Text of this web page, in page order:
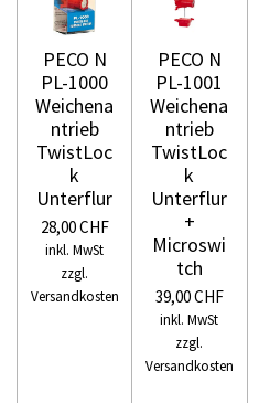
PECO N
PL-1000
Weichena
ntrieb
TwistLoc
k
Unterflur
28,00 CHF
inkl. MwSt
zzgl.
Versandkosten
PECO N
PL-1001
Weichena
ntrieb
TwistLoc
k
Unterflur
+
Microswi
tch
39,00 CHF
inkl. MwSt
zzgl.
Versandkosten